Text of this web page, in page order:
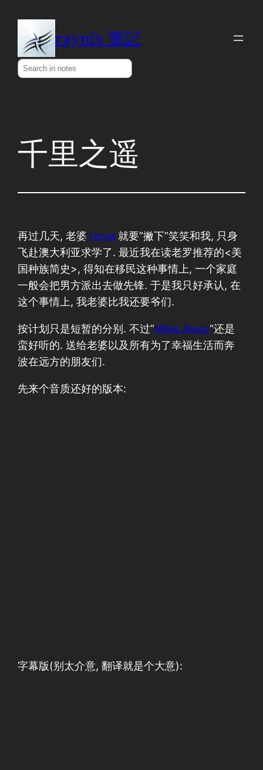
content
raynix 筆記
Search
千里之遥
再过几天, 老婆 ronia 就要”撇下”笑笑和我, 只身
飞赴澳大利亚求学了. 最近我在读老罗推荐的<美
国种族简史>, 得知在移民这种事情上, 一个家庭
一般会把男方派出去做先锋. 于是我只好承认, 在
这个事情上, 我老婆比我还要爷们.
按计划只是短暂的分别. 不过”Miles Away“还是
蛮好听的. 送给老婆以及所有为了幸福生活而奔
波在远方的朋友们.
先来个音质还好的版本:
字幕版(别太介意, 翻译就是个大意):